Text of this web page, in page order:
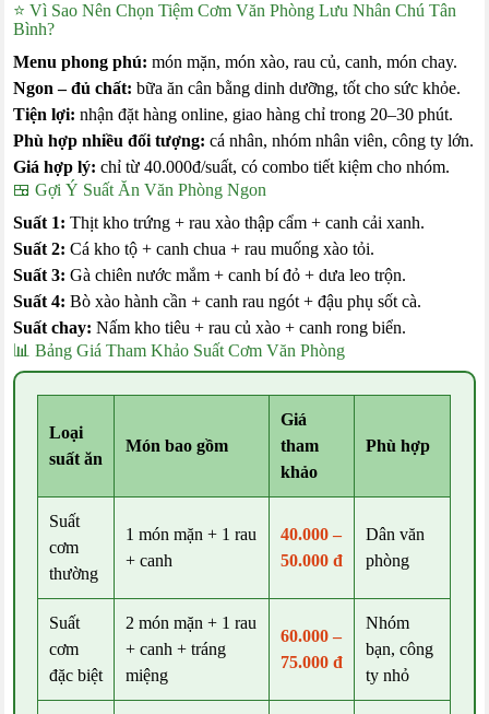
⭐ Vì Sao Nên Chọn Tiệm Cơm Văn Phòng Lưu Nhân Chú Tân
Bình?
Menu phong phú: món mặn, món xào, rau củ, canh, món chay.
Ngon – đủ chất: bữa ăn cân bằng dinh dưỡng, tốt cho sức khỏe.
Tiện lợi: nhận đặt hàng online, giao hàng chỉ trong 20–30 phút.
Phù hợp nhiều đối tượng: cá nhân, nhóm nhân viên, công ty lớn.
Giá hợp lý: chỉ từ 40.000đ/suất, có combo tiết kiệm cho nhóm.
🍱 Gợi Ý Suất Ăn Văn Phòng Ngon
Suất 1: Thịt kho trứng + rau xào thập cẩm + canh cải xanh.
Suất 2: Cá kho tộ + canh chua + rau muống xào tỏi.
Suất 3: Gà chiên nước mắm + canh bí đỏ + dưa leo trộn.
Suất 4: Bò xào hành cần + canh rau ngót + đậu phụ sốt cà.
Suất chay: Nấm kho tiêu + rau củ xào + canh rong biển.
📊 Bảng Giá Tham Khảo Suất Cơm Văn Phòng
Loại
suất ăn
Món bao gồm
Giá
tham
khảo
Phù hợp
Suất
cơm
thường
1 món mặn + 1 rau
+ canh
40.000 –
50.000 đ
Dân văn
phòng
Suất
cơm
đặc biệt
2 món mặn + 1 rau
+ canh + tráng
miệng
60.000 –
75.000 đ
Nhóm
bạn, công
ty nhỏ